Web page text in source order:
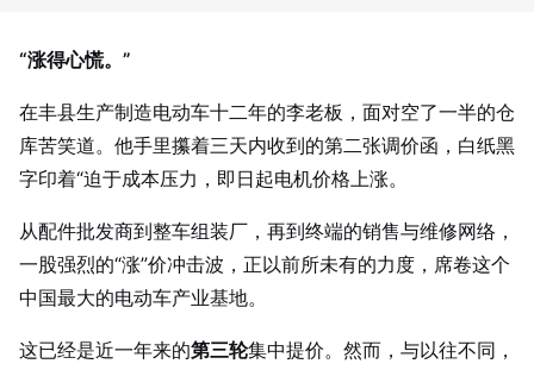
“涨得心慌。”
在丰县生产制造电动车十二年的李老板，面对空了一半的仓
库苦笑道。他手里攥着三天内收到的第二张调价函，白纸黑
字印着“迫于成本压力，即日起电机价格上涨。
从配件批发商到整车组装厂，再到终端的销售与维修网络，
一股强烈的“涨”价冲击波，正以前所未有的力度，席卷这个
中国最大的电动车产业基地。
这已经是近一年来的第三轮集中提价。然而，与以往不同，